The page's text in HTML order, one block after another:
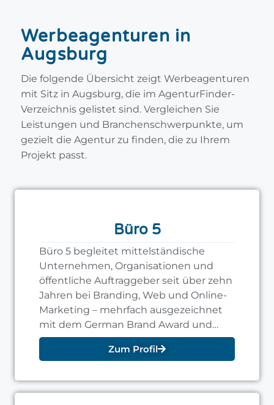
Werbeagenturen in
Augsburg
Die folgende Übersicht zeigt Werbeagenturen
mit Sitz in Augsburg, die im AgenturFinder-
Verzeichnis gelistet sind. Vergleichen Sie
Leistungen und Branchenschwerpunkte, um
gezielt die Agentur zu finden, die zu Ihrem
Projekt passt.
Büro 5
Büro 5 begleitet mittelständische
Unternehmen, Organisationen und
öffentliche Auftraggeber seit über zehn
Jahren bei Branding, Web und Online-
Marketing – mehrfach ausgezeichnet
mit dem German Brand Award und
German Web Award.
Zum Profil